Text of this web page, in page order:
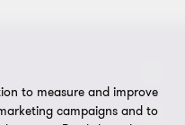
to measure and improve
campaigns and to